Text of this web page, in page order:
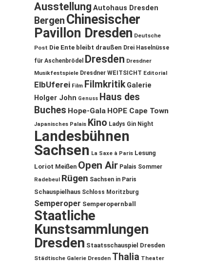
Ausstellung Autohaus Dresden
Bergen Chinesischer
Pavillon Dresden Deutsche
Post Die Ente bleibt draußen Drei Haselnüsse
für Aschenbrödel
Dresden Dresdner
Musikfestspiele Dresdner WEITSICHT Editorial
ElbUferei Film Filmkritik Galerie
Holger John Genuss Haus des
Buches Hope-Gala HOPE Cape Town
Japanisches Palais Kino Ladys Gin Night
Landesbühnen
Sachsen La Saxe à Paris Lesung
Loriot Meißen Open Air Palais Sommer
Radebeul Rügen Sachsen in Paris
Schauspielhaus Schloss Moritzburg
Semperoper Semperopernball
Staatliche
Kunstsammlungen
Dresden Staatsschauspiel Dresden
Städtische Galerie Dresden Thalia Theater